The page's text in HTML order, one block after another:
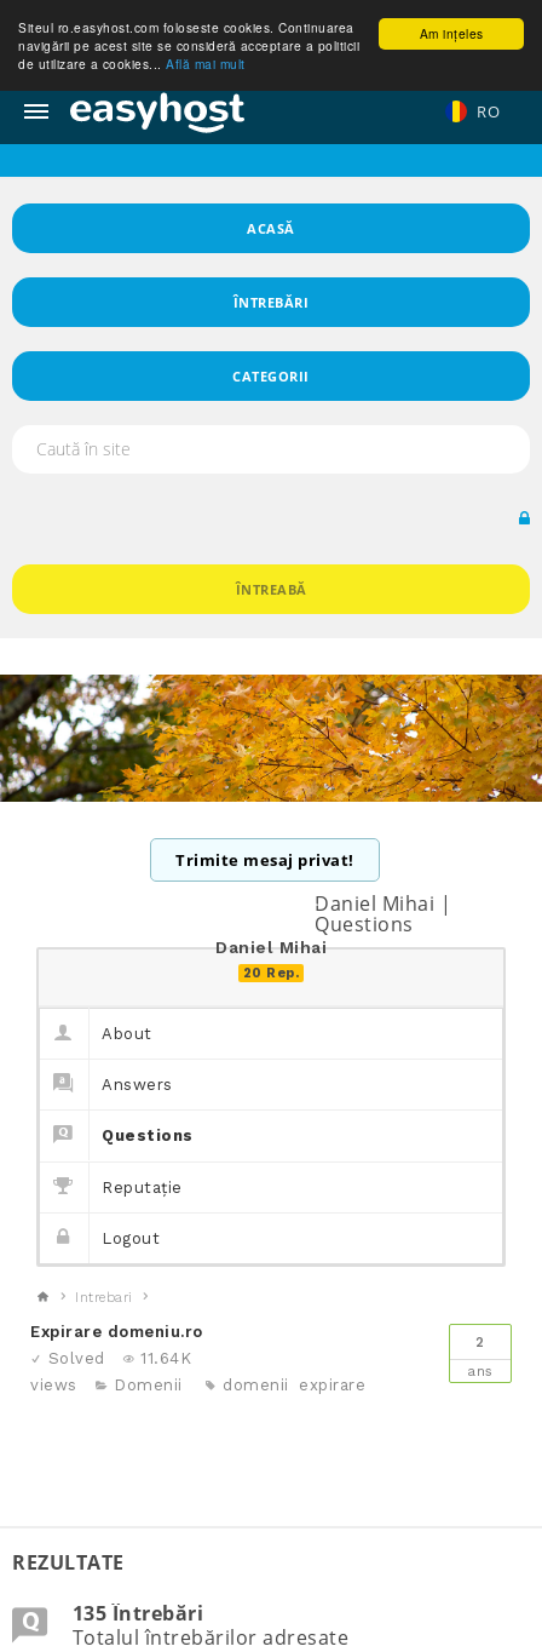
Am ințeles
Siteul ro.easyhost.com foloseste cookies. Continuarea
navigării pe acest site se consideră acceptare a politicii
de utilizare a cookies... Află mai mult
RO
ACASĂ
ÎNTREBĂRI
CATEGORII
ÎNTREABĂ
Trimite mesaj privat!
Daniel Mihai |
Questions
Daniel Mihai
20 Rep.
About
Answers
Questions
Reputație
Logout
Intrebari
2
ans
Expirare domeniu.ro
Solved
11.64K
views
Domenii domenii expirare
REZULTATE
135 Întrebări
Totalul întrebărilor adresate